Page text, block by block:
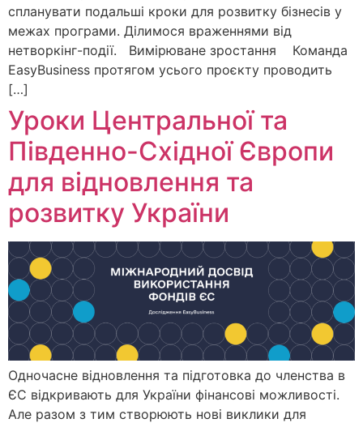
спланувати подальші кроки для розвитку бізнесів у
межах програми. Ділимося враженнями від
нетворкінг-події. Вимірюване зростання Команда
EasyBusiness протягом усього проєкту проводить
[…]
Уроки Центральної та
Південно-Східної Європи
для відновлення та
розвитку України
Одночасне відновлення та підготовка до членства в
ЄС відкривають для України фінансові можливості.
Але разом з тим створюють нові виклики для